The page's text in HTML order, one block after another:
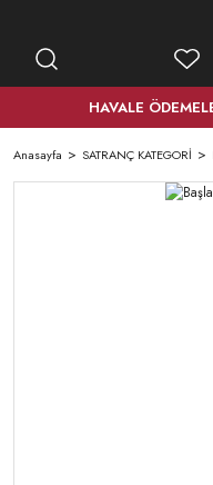
HAVALE
Anasayfa SATRANÇ KATEGORİ